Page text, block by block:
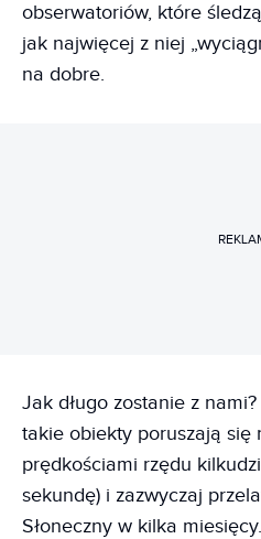
obserwatoriów, które
jak najwięcej z niej
na dobre.
Jak długo zostanie z
takie obiekty poruszają się
prędkościami rzędu
sekundę) i zazwyczaj
Słoneczny w kilka miesięcy.